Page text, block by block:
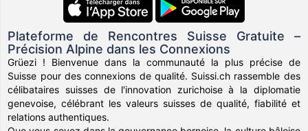
Plateforme de Rencontres Suisse Gratuite –
Précision Alpine dans les Connexions
Grüezi ! Bienvenue dans la communauté la plus précise de
Suisse pour des connexions de qualité. Suissi.ch rassemble des
célibataires suisses de l'innovation zurichoise à la diplomatie
genevoise, célébrant les valeurs suisses de qualité, fiabilité et
relations authentiques.